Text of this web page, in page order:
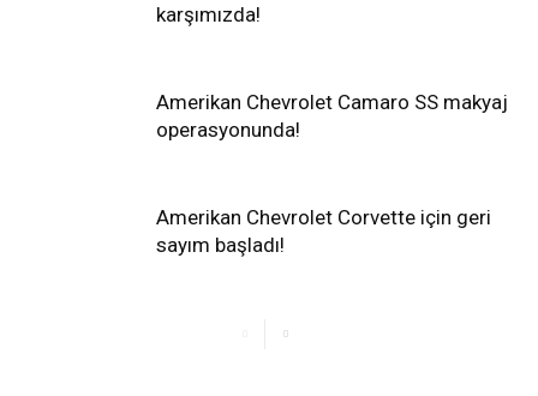
karşımızda!
Amerikan Chevrolet Camaro SS makyaj
operasyonunda!
Amerikan Chevrolet Corvette için geri
sayım başladı!